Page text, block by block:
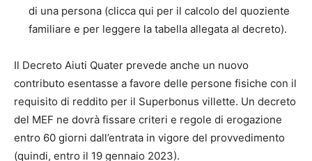
di una persona (clicca qui per il calcolo del quoziente
familiare e per leggere la tabella allegata al decreto).
Il Decreto Aiuti Quater prevede anche un nuovo
contributo esentasse a favore delle persone fisiche con il
requisito di reddito per il Superbonus villette. Un decreto
del MEF ne dovrà fissare criteri e regole di erogazione
entro 60 giorni dall’entrata in vigore del provvedimento
(quindi, entro il 19 gennaio 2023).